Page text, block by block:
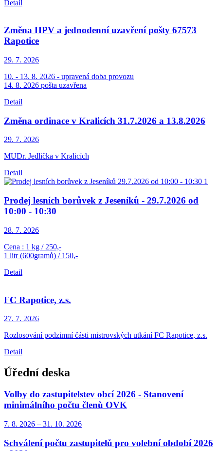
Detail
Změna HPV a jednodenní uzavření pošty 67573
Rapotice
29. 7. 2026
10. - 13. 8. 2026 - upravená doba provozu
14. 8. 2026 pošta uzavřena
Detail
Změna ordinace v Kralicích 31.7.2026 a 13.8.2026
29. 7. 2026
MUDr. Jedlička v Kralicích
Detail
Prodej lesních borůvek z Jeseníků - 29.7.2026 od
10:00 - 10:30
28. 7. 2026
Cena : 1 kg / 250,-
1 litr (600gramů) / 150,-
Detail
FC Rapotice, z.s.
27. 7. 2026
Rozlosování podzimní části mistrovských utkání FC Rapotice, z.s.
Detail
Úřední deska
Volby do zastupitelstev obcí 2026 - Stanovení
minimálního počtu členů OVK
7. 8. 2026 – 31. 10. 2026
Schválení počtu zastupitelů pro volební období 2026